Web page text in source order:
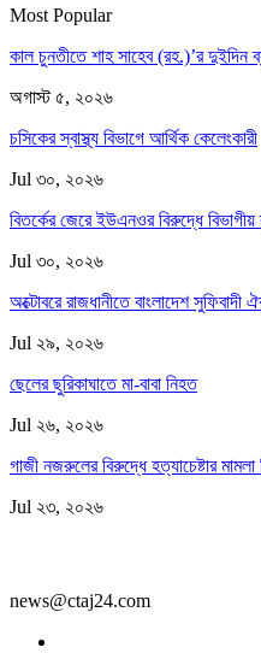
Most Popular
কাল চুনতীতে শাহ সাহেব (রহ.)’র
অগাস্ট ৫, ২০২৬
চসিকের স্বাস্থ্য বিভাগে আর্থিক কেলেংকারী
Jul ৩০, ২০২৬
বিতর্কের জেরে ইউএনওর বিরুদ্ধে
Jul ৩০, ২০২৬
অক্টোবরে রাজধানীতে বাংলাদেশ
Jul ২৯, ২০২৬
ছেলের ছুরিকাঘাতে মা-বাবা নিহত
Jul ২৬, ২০২৬
গাজী নজরুলের বিরুদ্ধে হত্যাচেষ্টার
Jul ২৩, ২০২৬
news@ctaj24.com